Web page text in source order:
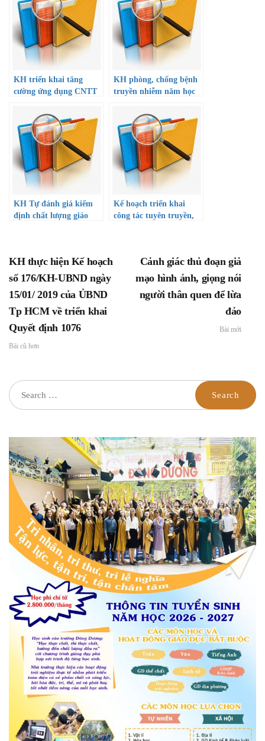
KH triển khai tăng
cường ứng dụng CNTT
đoạn 2022-2025, định
hướng đến năm 2030
KH phòng, chống bệnh
truyền nhiễm năm học
KH Tự đánh giá kiểm
định chất lượng giáo
Kế hoạch triển khai
công tác tuyên truyền,
KH thực hiện Kế hoạch
số 176/KH-UBND ngày
15/01/ 2019 của ỦBND
Tp HCM về triển khai
Quyết định 1076
Bài cũ hơn
Cảnh giác thủ đoạn giả
mạo hình ảnh, giọng nói
người thân quen để lừa
đảo
Bài mới